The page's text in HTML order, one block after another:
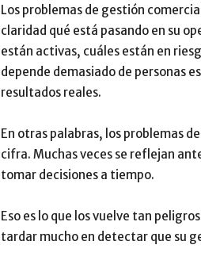
Los problemas de gestión
claridad qué está pasando en su
están activas, cuáles están en
depende demasiado de personas
resultados reales.
En otras palabras, los problemas
cifra. Muchas veces se reflejan
tomar decisiones a tiempo.
Eso es lo que los vuelve tan
tardar mucho en detectar que su